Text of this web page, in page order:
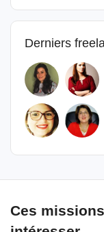
Derniers
Ces